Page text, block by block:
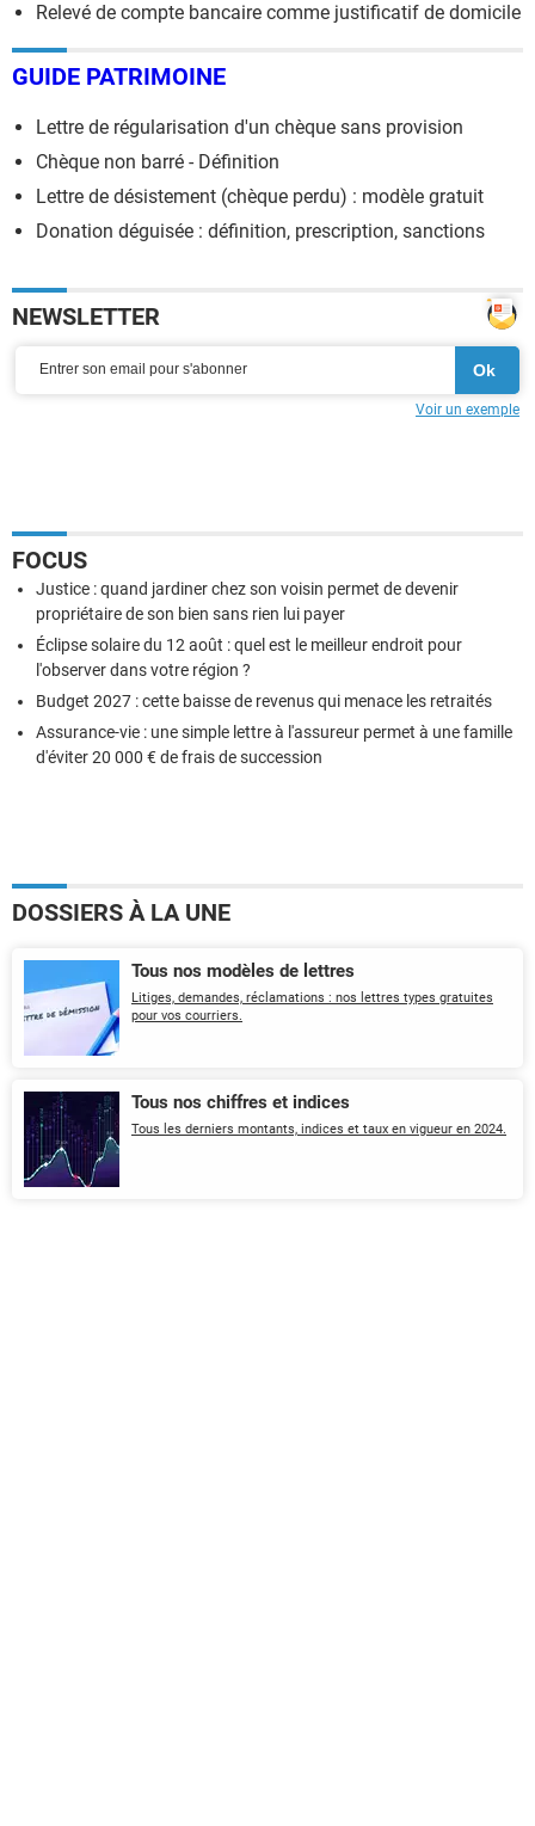
Relevé de compte bancaire comme justificatif de domicile
GUIDE PATRIMOINE
Lettre de régularisation d'un chèque sans provision
Chèque non barré - Définition
Lettre de désistement (chèque perdu) : modèle gratuit
Donation déguisée : définition, prescription, sanctions
NEWSLETTER
Voir un exemple
FOCUS
Justice : quand jardiner chez son voisin permet de devenir
propriétaire de son bien sans rien lui payer
Éclipse solaire du 12 août : quel est le meilleur endroit pour
l'observer dans votre région ?
Budget 2027 : cette baisse de revenus qui menace les retraités
Assurance-vie : une simple lettre à l'assureur permet à une famille
d'éviter 20 000 € de frais de succession
DOSSIERS À LA UNE
Tous nos modèles de lettres
Litiges, demandes, réclamations : nos lettres types gratuites
pour vos courriers.
Tous nos chiffres et indices
Tous les derniers montants, indices et taux en vigueur en 2024.